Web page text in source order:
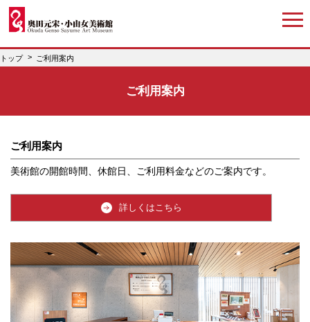
トップ ご利用案内
ご利用案内
ご利用案内
美術館の開館時間、休館日、ご利用料金などのご案内です。
詳しくはこちら